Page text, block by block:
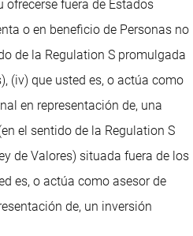
ofrecerse fuera de Estados
o en beneficio de Personas no
de la Regulation S promulgada
(iv) que usted es, o actúa como
en representación de, una
el sentido de la Regulation S
de Valores) situada fuera de los
es, o actúa como asesor de
de, un inversión